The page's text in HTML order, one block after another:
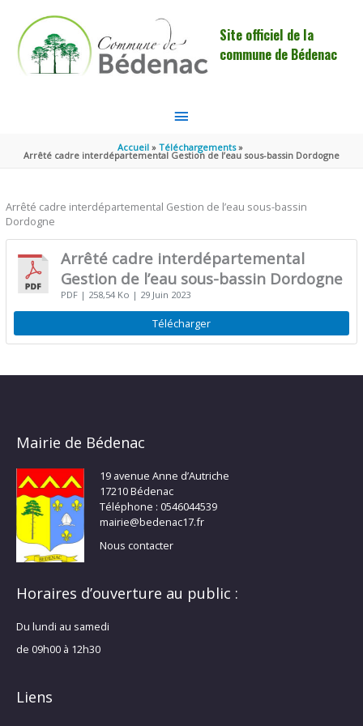
Site officiel de la
commune de Bédenac
MENU
PRINCIPAL
Accueil Téléchargements
Arrêté cadre interdépartemental Gestion de l’eau sous-bassin Dordogne
Arrêté cadre interdépartemental Gestion de l’eau sous-bassin
Dordogne
Arrêté cadre interdépartemental
Gestion de l’eau sous-bassin Dordogne
PDF | 258,54 Ko | 29 Juin 2023
Télécharger
Mairie de Bédenac
19 avenue Anne d’Autriche
17210 Bédenac
Téléphone : 0546044539
mairie@bedenac17.fr
Nous contacter
Horaires d’ouverture au public :
Du lundi au samedi
de 09h00 à 12h30
Liens